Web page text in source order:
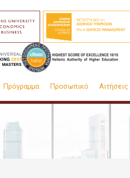
Πρόγραμμα Προσωπικό Αιτήσεις